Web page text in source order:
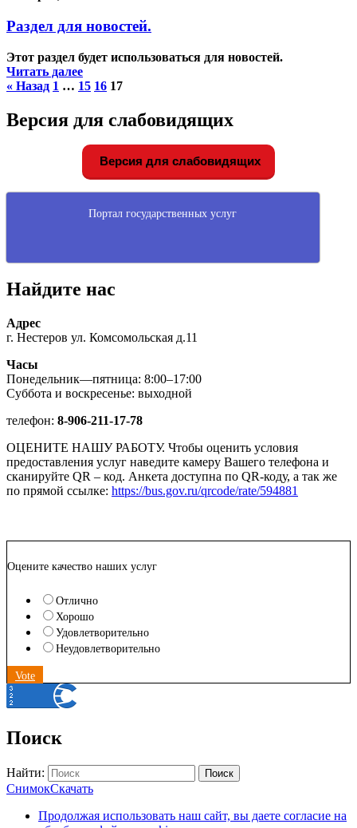
Раздел для новостей.
Этот раздел будет использоваться для новостей.
Читать далее
« Назад 1 … 15 16 17
Версия для слабовидящих
Версия для слабовидящих
Портал государственных услуг
Найдите нас
Адрес
г. Нестеров ул. Комсомольская д.11
Часы
Понедельник—пятница: 8:00–17:00
Суббота и воскресенье: выходной
телефон: 8-906-211-17-78
ОЦЕНИТЕ НАШУ РАБОТУ. Чтобы оценить условия
предоставления услуг наведите камеру Вашего телефона и
сканируйте QR – код. Анкета доступна по QR-коду, а так же
по прямой ссылке: https://bus.gov.ru/qrcode/rate/594881
Оцените качество наших услуг
Отлично
Хорошо
Удовлетворительно
Неудовлетворительно
Vote
Поиск
Найти: Поиск
СнимокСкачать
Продолжая использовать наш сайт, вы даете согласие на